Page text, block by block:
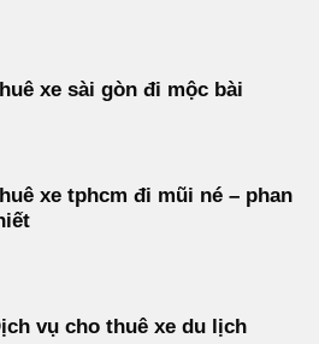
xe sài gòn đi mộc bài
xe tphcm đi mũi né – phan
vụ cho thuê xe du lịch